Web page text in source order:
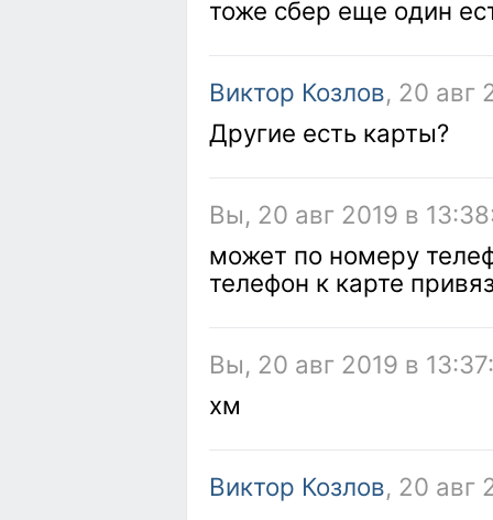
тоже сбер еще один
Виктор Козлов, 20 авг
Другие есть карты?
Вы, 20 авг 2019 в
может по номеру
телефон к карте
Вы, 20 авг 2019 в
хм
Виктор Козлов, 20 авг